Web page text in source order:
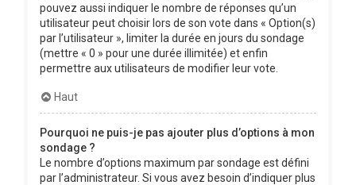
pouvez aussi indiquer le nombre de réponses qu’un
utilisateur peut choisir lors de son vote dans « Option(s)
par l’utilisateur », limiter la durée en jours du sondage
(mettre « 0 » pour une durée illimitée) et enfin
permettre aux utilisateurs de modifier leur vote.
Haut
Pourquoi ne puis-je pas ajouter plus d’options à mon
sondage ?
Le nombre d’options maximum par sondage est défini
par l’administrateur. Si vous avez besoin d’indiquer plus